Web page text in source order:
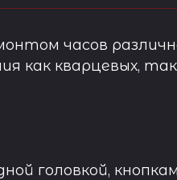
часов
как кварцевых,
головкой,